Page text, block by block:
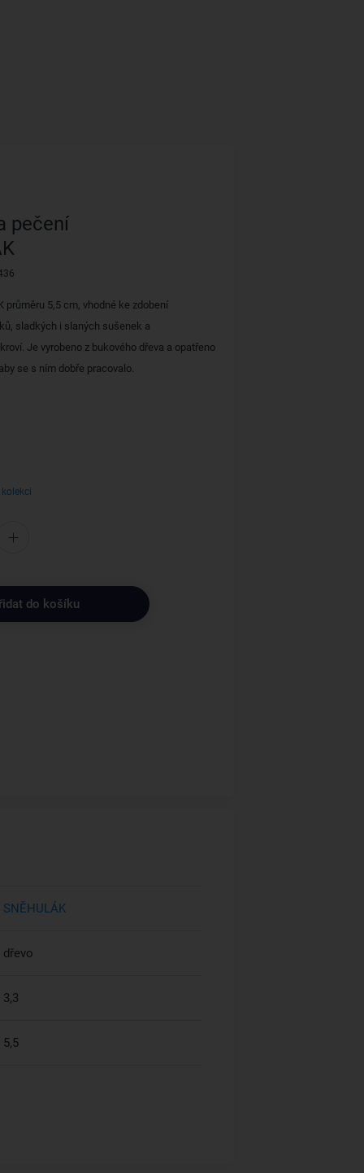
pečení
průměru 5,5 cm, vhodné ke zdobení
sladkých i slaných sušenek a
Je vyrobeno z bukového dřeva a opatřeno
se s ním dobře pracovalo.
do košíku
SNĚHULÁK
dřevo
3,3
5,5